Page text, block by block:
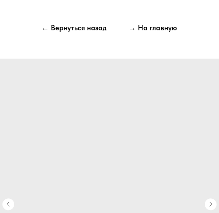
← Вернуться назад → На главную